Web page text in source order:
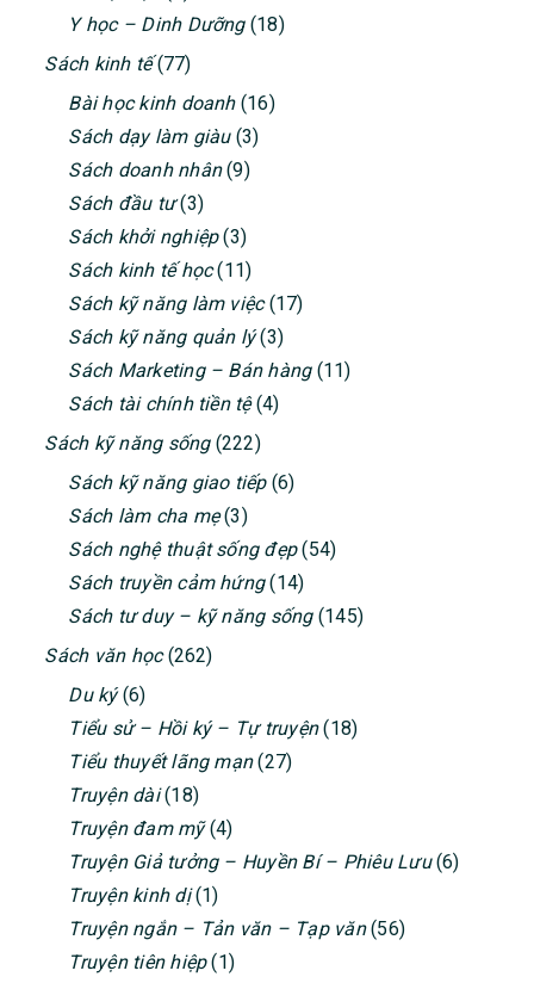
Y học – Dinh Dưỡng(18)
Sách kinh tế(77)
Bài học kinh doanh(16)
Sách dạy làm giàu(3)
Sách doanh nhân(9)
Sách đầu tư(3)
Sách khởi nghiệp(3)
Sách kinh tế học(11)
Sách kỹ năng làm việc(17)
Sách kỹ năng quản lý(3)
Sách Marketing – Bán hàng(11)
Sách tài chính tiền tệ(4)
Sách kỹ năng sống(222)
Sách kỹ năng giao tiếp(6)
Sách làm cha mẹ(3)
Sách nghệ thuật sống đẹp(54)
Sách truyền cảm hứng(14)
Sách tư duy – kỹ năng sống(145)
Sách văn học(262)
Du ký(6)
Tiểu sử – Hồi ký – Tự truyện(18)
Tiểu thuyết lãng mạn(27)
Truyện dài(18)
Truyện đam mỹ(4)
Truyện Giả tưởng – Huyền Bí – Phiêu Lưu(6)
Truyện kinh dị(1)
Truyện ngắn – Tản văn – Tạp văn(56)
Truyện tiên hiệp(1)